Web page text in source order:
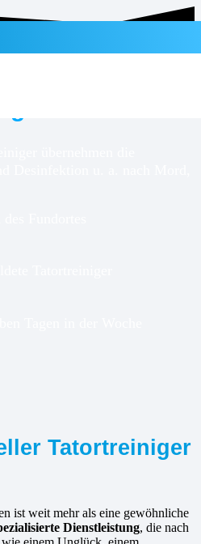
& DESINFEKTION
für
Tatortreiniger
ist weit mehr als eine gewöhnliche
Dienstleistung, die nach